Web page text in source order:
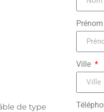
de type
Prénom
Ville